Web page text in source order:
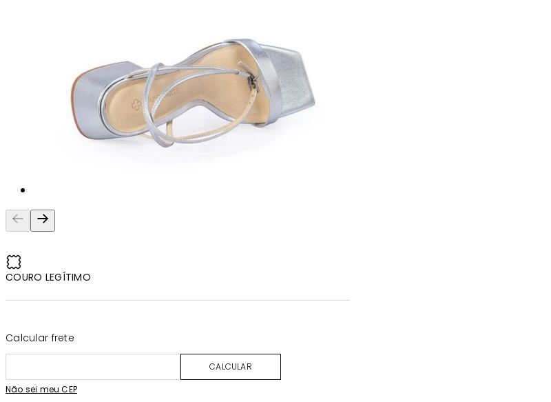
COURO LEGÍTIMO
Calcular frete
CALCULAR
Não sei meu CEP